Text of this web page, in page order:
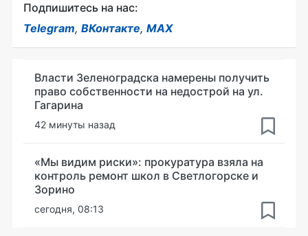
Подпишитесь на нас:
Telegram, ВКонтакте, MAX
Власти Зеленоградска намерены получить
право собственности на недострой на ул.
Гагарина
42 минуты назад
«Мы видим риски»: прокуратура взяла на
контроль ремонт школ в Светлогорске и
Зорино
сегодня, 08:13